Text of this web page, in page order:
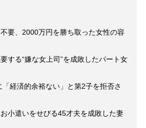
要、2000万円を勝ち取った女性の容
する“嫌な女上司”を成敗したパート女
経済的余裕ない」と第2子を拒否さ
小遣いをせびる45才夫を成敗した妻